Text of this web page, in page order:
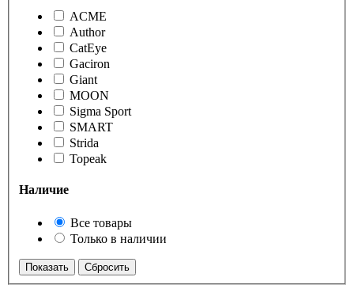
ACME
Author
CatEye
Gaciron
Giant
MOON
Sigma Sport
SMART
Strida
Topeak
Наличие
Все товары
Только в наличии